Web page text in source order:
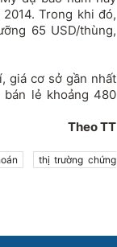
Trong khi đó,
65 USD/thùng,
giá cơ sở gần nhất
bán lẻ khoảng 480
Theo TT
thị trường chứng